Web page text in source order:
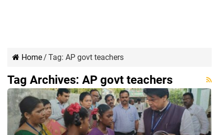
Home/ Tag: AP govt teachers
Tag Archives: AP govt teachers